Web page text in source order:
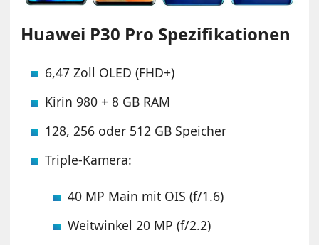
Huawei P30 Pro Spezifikationen
6,47 Zoll OLED (FHD+)
Kirin 980 + 8 GB RAM
128, 256 oder 512 GB Speicher
Triple-Kamera:
40 MP Main mit OIS (f/1.6)
Weitwinkel 20 MP (f/2.2)